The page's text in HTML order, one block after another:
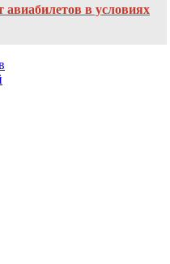
авиабилетов в условиях